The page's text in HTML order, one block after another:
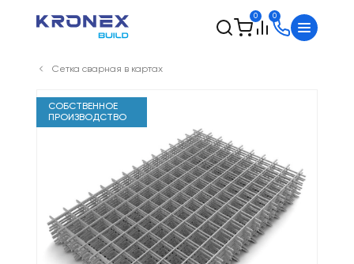
0 0
Сетка сварная в картах
СОБСТВЕННОЕ
ПРОИЗВОДСТВО